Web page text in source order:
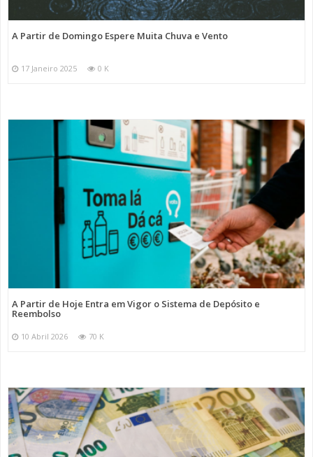
A Partir de Domingo Espere Muita Chuva e Vento
17 Janeiro 2025 0 K
A Partir de Hoje Entra em Vigor o Sistema de Depósito e
Reembolso
10 Abril 2026 70 K